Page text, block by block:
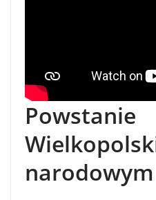
Powstanie
narodowym